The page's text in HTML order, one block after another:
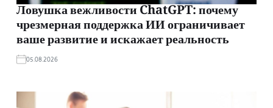
Ловушка вежливости ChatGPT: почему
чрезмерная поддержка ИИ ограничивает
ваше развитие и искажает реальность
05.08.2026